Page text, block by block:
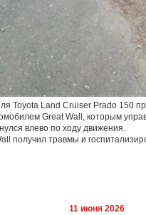
Toyota Land Cruiser Prado 150
Great Wall, которым
влево по ходу движения.
получил травмы и
11 июня 2026